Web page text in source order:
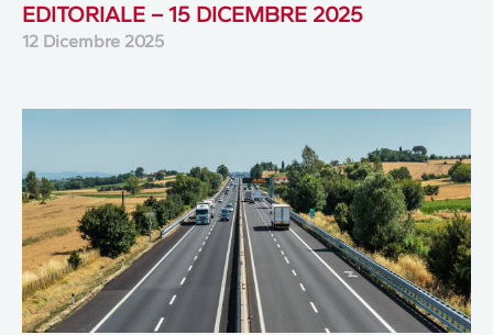
EDITORIALE – 15 DICEMBRE 2025
12 Dicembre 2025